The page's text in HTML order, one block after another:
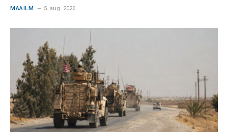
MAAILM 5. aug. 2026